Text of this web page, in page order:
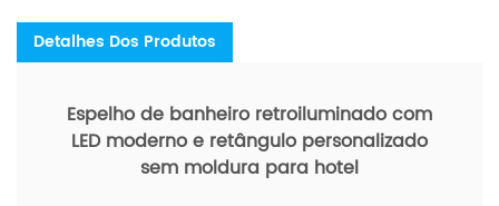
Detalhes Dos Produtos
Espelho de banheiro retroiluminado com
LED moderno e retângulo personalizado
sem moldura para hotel